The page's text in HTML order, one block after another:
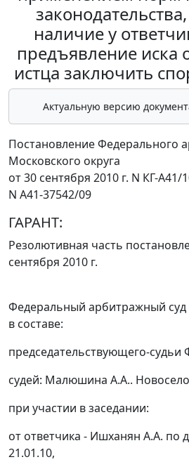
наличие у
предъявление иска
истца заключить
Актуальную версию
Постановление Федерального
Московского округа
от 30 сентября 2010 г. N КГ-А41/
N А41-37542/09
ГАРАНТ:
Резолютивная часть
сентября 2010 г.
Федеральный арбитражный суд
в составе:
председательствующего-судьи
судей: Малюшина А.А..
при участии в заседании:
от ответчика - Ишханян А.А. по
21.01.10,